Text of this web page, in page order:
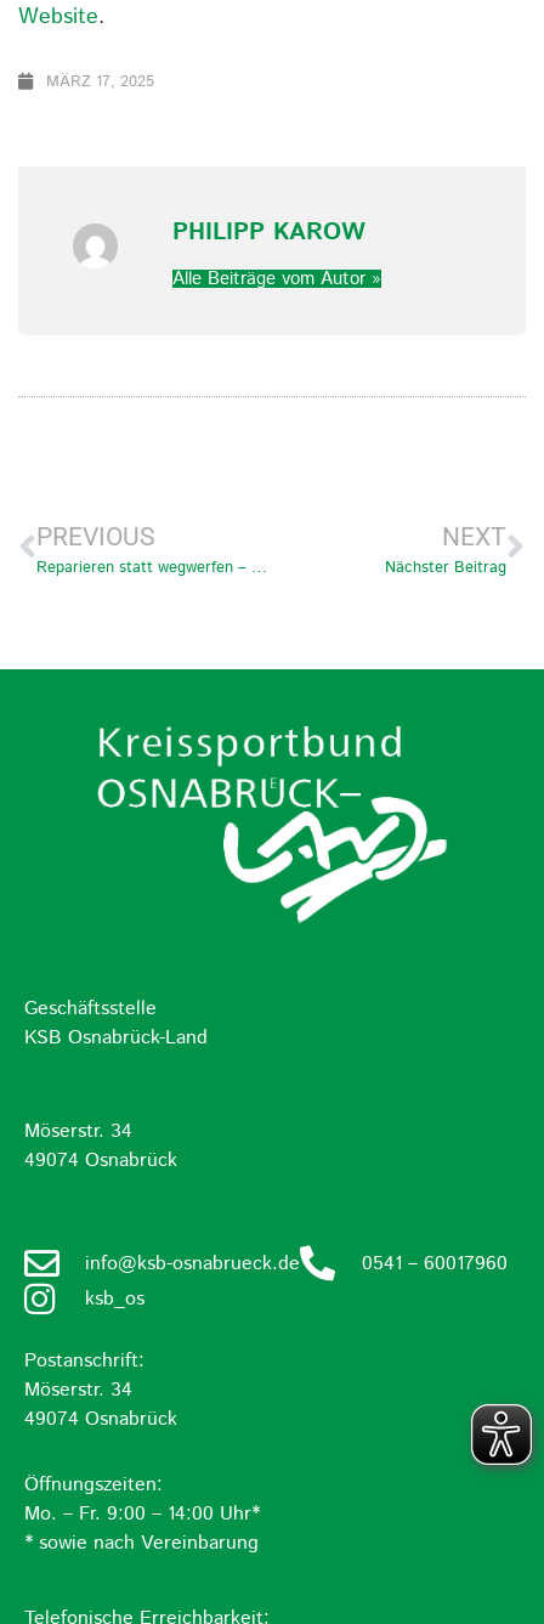
Website.
MÄRZ 17, 2025
PHILIPP KAROW
Alle Beiträge vom Autor »
PREVIOUS
Reparieren statt wegwerfen – Niedersachsen fördert Repair-Cafés
NEXT
Nächster Beitrag
Geschäftsstelle
KSB Osnabrück-Land
Möserstr. 34
49074 Osnabrück
info@ksb-osnabrueck.de
0541 – 60017960
ksb_os
Postanschrift:
Möserstr. 34
49074 Osnabrück
Öffnungszeiten:
Mo. – Fr. 9:00 – 14:00 Uhr*
* sowie nach Vereinbarung
Telefonische Erreichbarkeit: